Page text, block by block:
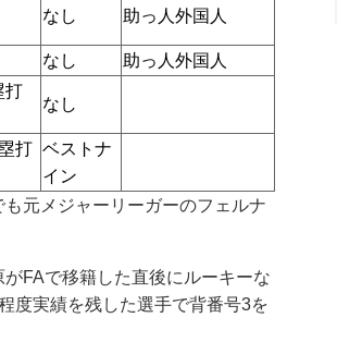
なし 助っ人外国人
なし 助っ人外国人
打
なし
打 ベストナ
イン
元メジャーリーガーのフェルナ
FAで移籍した直後にルーキーな
度実績を残した選手で背番号3を